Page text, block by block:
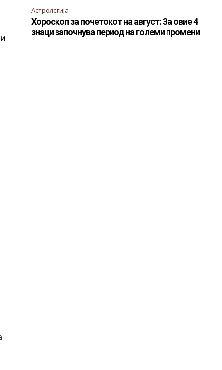
Астрологија
Хороскоп за почетокот на август: За овие 4
знаци започнува период на големи промени